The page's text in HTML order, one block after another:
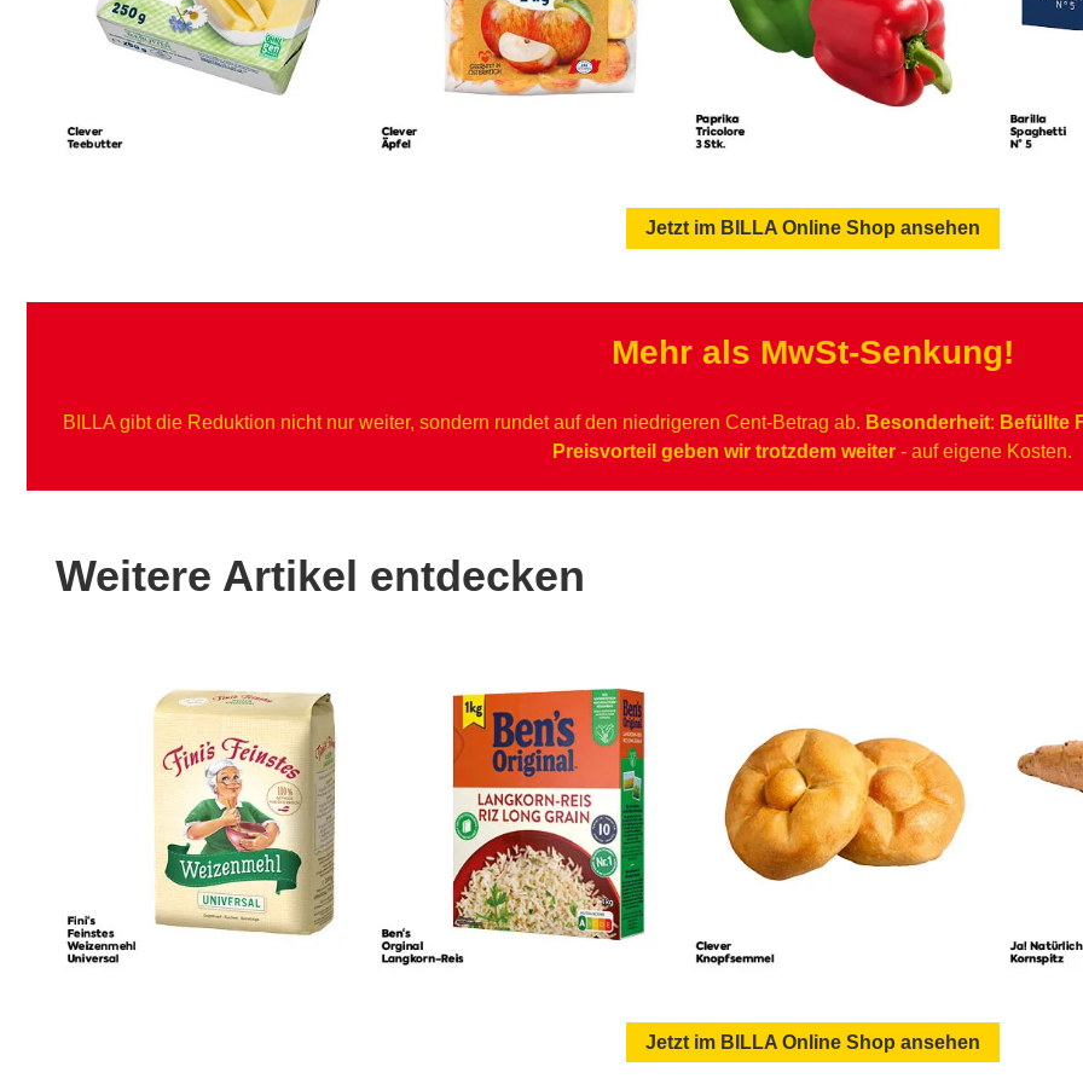
Jetzt im BILLA Online Shop ansehen
Mehr als MwSt-Senkung!
BILLA gibt die Reduktion nicht nur weiter, sondern rundet auf den niedrigeren Cent-Betrag ab. Besonderheit: Befüllte
Preisvorteil geben wir trotzdem weiter - auf eigene Kosten.
Weitere Artikel entdecken
Jetzt im BILLA Online Shop ansehen